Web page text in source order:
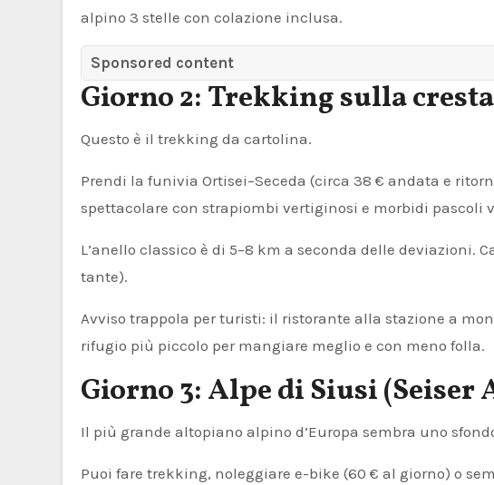
alpino 3 stelle con colazione inclusa.
Sponsored content
Giorno 2: Trekking sulla cresta
Questo è il trekking da cartolina.
Prendi la funivia Ortisei–Seceda (circa 38 € andata e
spettacolare con strapiombi vertiginosi e morbidi pascoli
L’anello classico è di 5–8 km a seconda delle deviazioni.
tante).
Avviso trappola per turisti: il ristorante alla stazione a
rifugio più piccolo per mangiare meglio e con meno folla.
Giorno 3: Alpe di Siusi (Seiser
Il più grande altopiano alpino d’Europa sembra uno
Puoi fare trekking, noleggiare e-bike (60 € al giorno) o